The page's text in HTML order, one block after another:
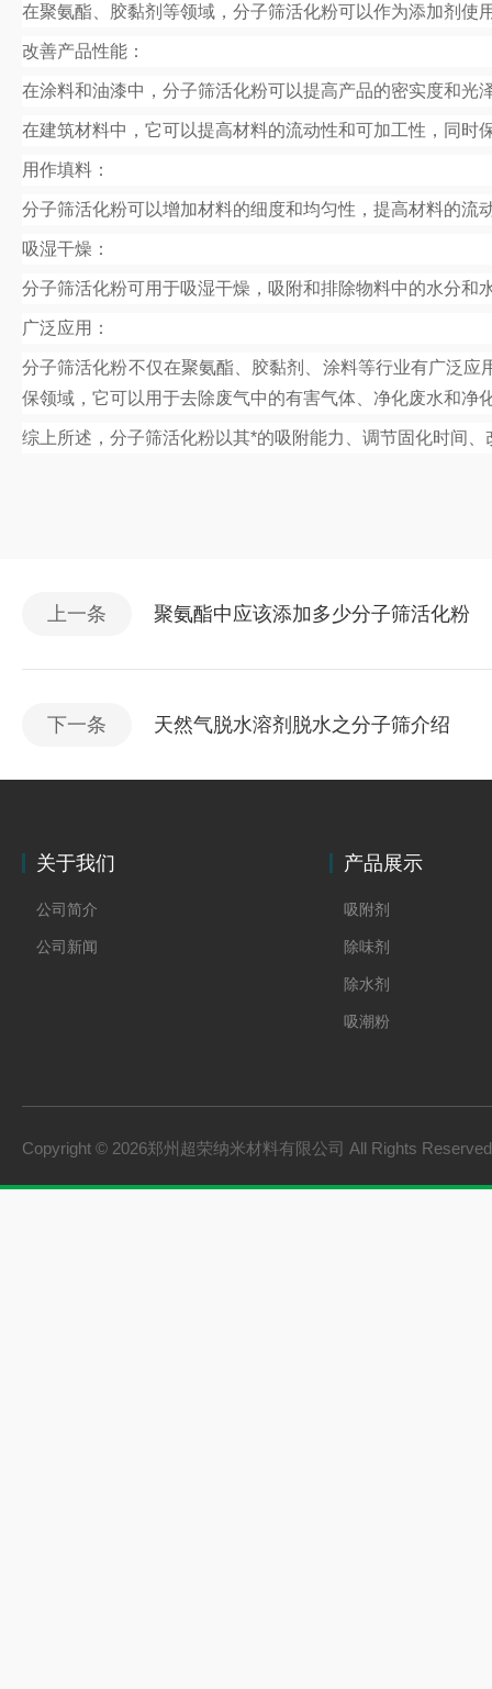
在聚氨酯、胶黏剂等领域，分子筛活化粉可以作为添加剂
改善产品性能：
在涂料和油漆中，分子筛活化粉可以提高产品的密实度和光
在建筑材料中，它可以提高材料的流动性和可加工性，同时
用作填料：
分子筛活化粉可以增加材料的细度和均匀性，提高材料的
吸湿干燥：
分子筛活化粉可用于吸湿干燥，吸附和排除物料中的水分和
广泛应用：
分子筛活化粉不仅在聚氨酯、胶黏剂、涂料等行业有广泛
保领域，它可以用于去除废气中的有害气体、净化废水和净
综上所述，分子筛活化粉以其*的吸附能力、调节固化时间
上一条 聚氨酯中应该添加多少分子筛活化粉
下一条 天然气脱水溶剂脱水之分子筛介绍
关于我们
公司简介
公司新闻
产品展示
吸附剂
除味剂
除水剂
吸潮粉
Copyright © 2026郑州超荣纳米材料有限公司 All Rights